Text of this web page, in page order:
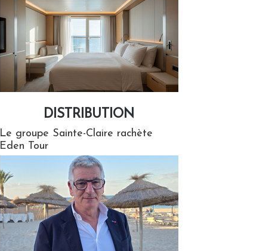
DISTRIBUTION
Le groupe Sainte-Claire rachète
Eden Tour